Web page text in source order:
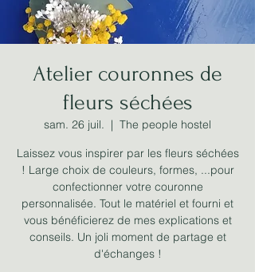
Atelier couronnes de
fleurs séchées
sam. 26 juil.
  |
The people hostel
Laissez vous inspirer par les fleurs séchées
! Large choix de couleurs, formes, ...pour
confectionner votre couronne
personnalisée. Tout le matériel et fourni et
vous bénéficierez de mes explications et
conseils. Un joli moment de partage et
d'échanges !